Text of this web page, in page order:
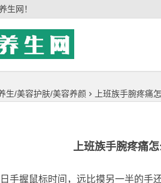
生网！
生/美容护肤/美容养颜 上班族手腕疼痛
上班族手腕疼痛
手握鼠标时间，远比摸另一半的手